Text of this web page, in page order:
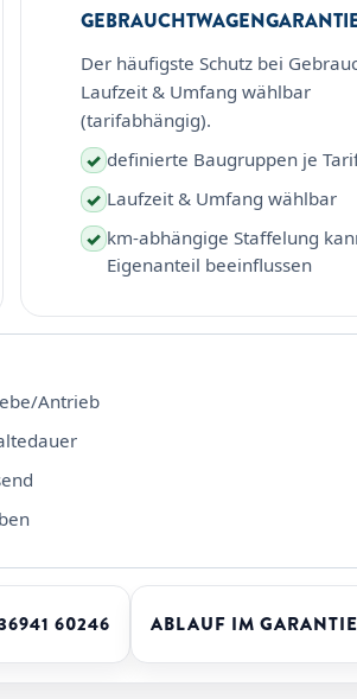
Der häufigste Schutz bei
Laufzeit & Umfang wählbar
(tarifabhängig).
✓ definierte Baugruppen je
✓ Laufzeit & Umfang wählbar
✓ km-abhängige Staffelung
Eigenanteil beeinflussen
Antrieb
60246 ABLAUF IM